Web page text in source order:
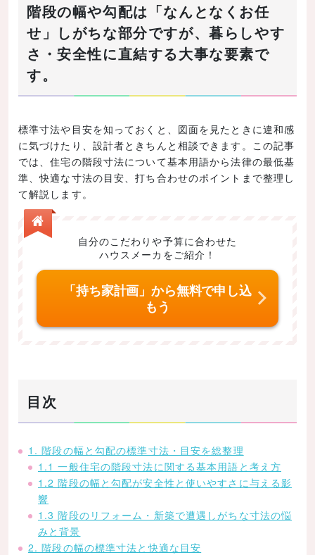
ク
階段の幅や勾配は「なんとなくお任
せ」しがちな部分ですが、暮らしやす
さ・安全性に直結する大事な要素で
す。
標準寸法や目安を知っておくと、図面を見たときに違和感
に気づけたり、設計者ときちんと相談できます。この記事
では、住宅の階段寸法について基本用語から法律の最低基
準、快適な寸法の目安、打ち合わせのポイントまで整理し
て解説します。
自分のこだわりや予算に合わせた
ハウスメーカをご紹介！
「持ち家計画」から無料で申し込
もう
目次
1. 階段の幅と勾配の標準寸法・目安を総整理
1.1 一般住宅の階段寸法に関する基本用語と考え方
1.2 階段の幅と勾配が安全性と使いやすさに与える影
響
1.3 階段のリフォーム・新築で遭遇しがちな寸法の悩
みと背景
2. 階段の幅の標準寸法と快適な目安